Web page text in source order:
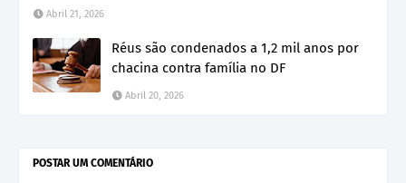
Abril 21, 2026
Réus são condenados a 1,2 mil anos por
chacina contra família no DF
Abril 20, 2026
POSTAR UM COMENTÁRIO